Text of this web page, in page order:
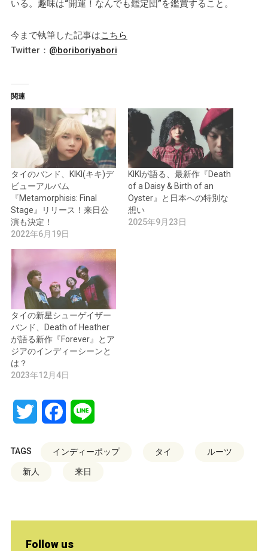
いる。趣味は“開運！なんでも鑑定団”を鑑賞すること。
今まで執筆した記事はこちら
Twitter： @boriboriyabori
関連
タイのバンド、KIKI(キキ)デ
ビューアルバム
『Metamorphisis: Final
Stage』リリース！来日公
演も決定！
2022年6月19日
KIKIが語る、最新作『Death
of a Daisy & Birth of an
Oyster』と日本への特別な
想い
2025年9月23日
タイの新星シューゲイザー
バンド、Death of Heather
が語る新作『Forever』とア
ジアのインディーシーンと
は？
2023年12月4日
Twitter Facebook
TAGS インディーポップ タイ ルーツ
新人 来日
Follow us